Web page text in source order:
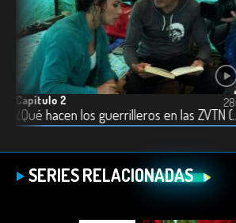
Capítulo 2
¿Qué hacen los guerrilleros
SERIES RELACIONADAS